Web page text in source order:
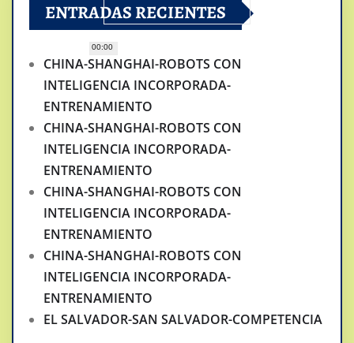
00:00
ENTRADAS RECIENTES
CHINA-SHANGHAI-ROBOTS CON
INTELIGENCIA INCORPORADA-
ENTRENAMIENTO
CHINA-SHANGHAI-ROBOTS CON
INTELIGENCIA INCORPORADA-
ENTRENAMIENTO
CHINA-SHANGHAI-ROBOTS CON
INTELIGENCIA INCORPORADA-
ENTRENAMIENTO
CHINA-SHANGHAI-ROBOTS CON
INTELIGENCIA INCORPORADA-
ENTRENAMIENTO
EL SALVADOR-SAN SALVADOR-COMPETENCIA